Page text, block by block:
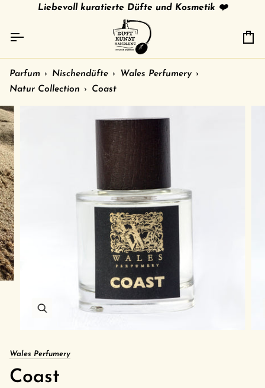
Inhalt
Liebevoll kuratierte Düfte und Kosmetik ❤️
gratis Versand in 🇩🇪 ab 79 € /shipment to other
Parfum › Nischendüfte › Wales Perfumery ›
Natur Collection › Coast
Wales Perfumery
Coast